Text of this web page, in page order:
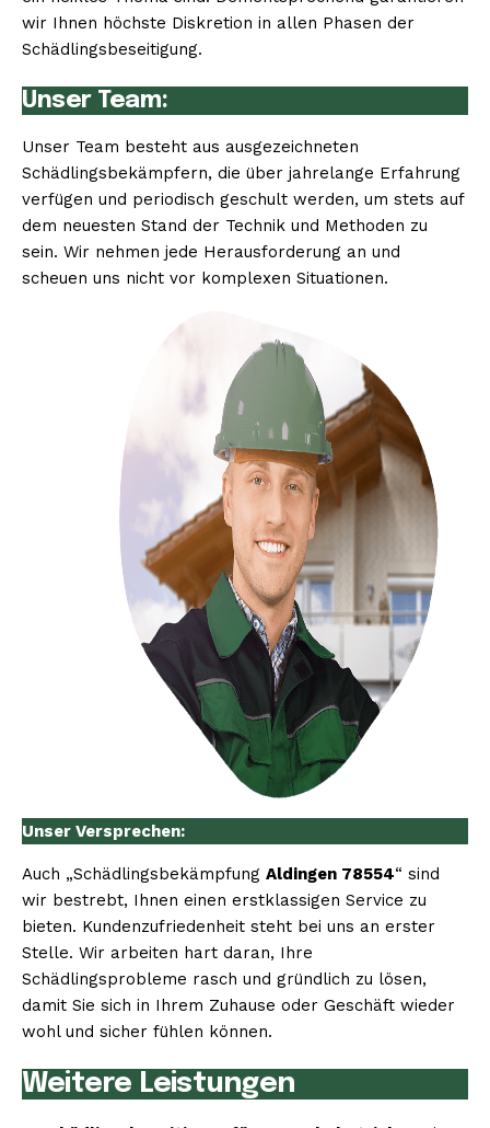
wir Ihnen höchste Diskretion in allen Phasen der
Schädlingsbeseitigung.
Unser Team:
Unser Team besteht aus ausgezeichneten
Schädlingsbekämpfern, die über jahrelange Erfahrung
verfügen und periodisch geschult werden, um stets auf
dem neuesten Stand der Technik und Methoden zu
sein. Wir nehmen jede Herausforderung an und
scheuen uns nicht vor komplexen Situationen.
Unser Versprechen:
Auch „Schädlingsbekämpfung Aldingen 78554“ sind
wir bestrebt, Ihnen einen erstklassigen Service zu
bieten. Kundenzufriedenheit steht bei uns an erster
Stelle. Wir arbeiten hart daran, Ihre
Schädlingsprobleme rasch und gründlich zu lösen,
damit Sie sich in Ihrem Zuhause oder Geschäft wieder
wohl und sicher fühlen können.
Weitere Leistungen